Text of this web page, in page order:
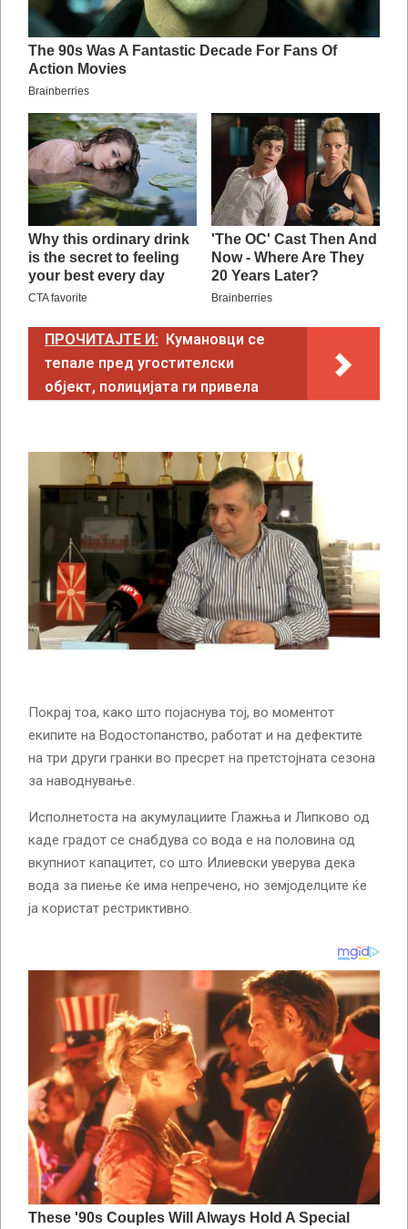
ПРОЧИТАЈТЕ И: Кумановци се
тепале пред угостителски
објект, полицијата ги привела
Покрај тоа, како што појаснува тој, во моментот
екипите на Водостопанство, работат и на дефектите
на три други гранки во пресрет на претстојната сезона
за наводнување.
Исполнетоста на акумулациите Глажња и Липково од
каде градот се снабдува со вода е на половина од
вкупниот капацитет, со што Илиевски уверува дека
вода за пиење ќе има непречено, но земјоделците ќе
ја користат рестриктивно.